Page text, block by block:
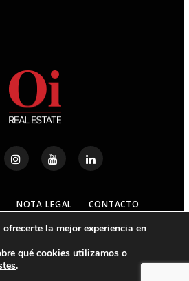
NOTA LEGAL CONTACTO
ESTATE - ALL RIGHTS RESERVED
la mejor experiencia en
qué cookies utilizamos o
.